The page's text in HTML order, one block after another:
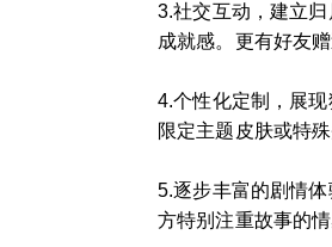
3.社交互动，建立
成就感。更有好友
4.个性化定制，展
限定主题皮肤或特
5.逐步丰富的剧情
方特别注重故事的